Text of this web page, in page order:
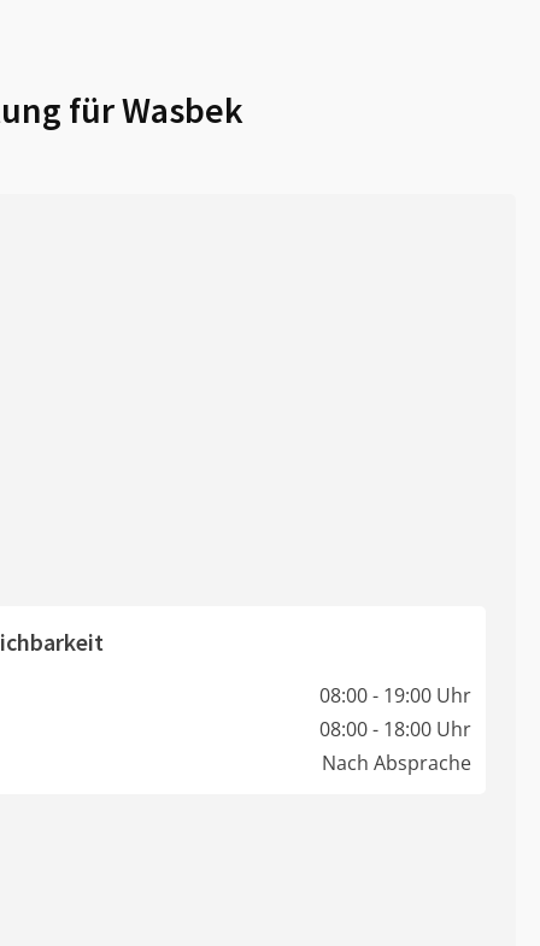
fürWasbek
08:00 - 19:00 Uhr
08:00 - 18:00 Uhr
Nach Absprache